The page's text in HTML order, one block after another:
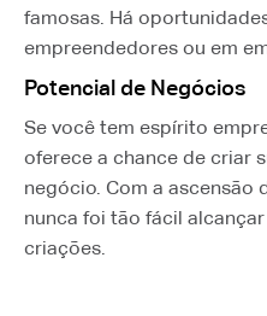
famosas. Há
empreendedores ou em
Potencial de Negócios
Se você tem espírito
oferece a chance de criar
negócio. Com a ascensão
nunca foi tão fácil
criações.